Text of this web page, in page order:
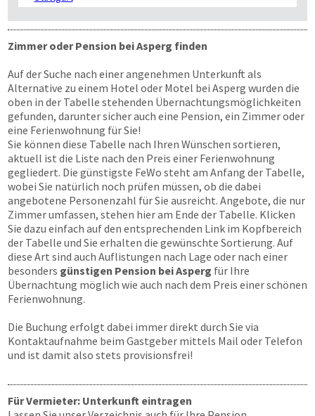
Zimmer oder Pension bei Asperg finden
Auf der Suche nach einer angenehmen Unterkunft als
Alternative zu einem Hotel oder Motel bei Asperg wurden die
oben in der Tabelle stehenden Übernachtungs­möglichkeiten
gefunden, darunter sicher auch eine Pension, ein Zimmer oder
eine Ferienwohnung für Sie!
Sie können diese Tabelle nach Ihren Wünschen sortieren,
aktuell ist die Liste nach den Preis einer Ferienwohnung
gegliedert. Die günstigste FeWo steht am Anfang der Tabelle,
wobei Sie natürlich noch prüfen müssen, ob die dabei
angebotene Personenzahl für Sie ausreicht. Angebote, die nur
Zimmer umfassen, stehen hier am Ende der Tabelle. Klicken
Sie dazu einfach auf den entsprechenden Link im Kopfbereich
der Tabelle und Sie erhalten die gewünschte Sortierung. Auf
diese Art sind auch Auflistungen nach Lage oder nach einer
besonders günstigen Pension bei Asperg für Ihre
Übernachtung möglich wie auch nach dem Preis einer schönen
Ferienwohnung.
Die Buchung erfolgt dabei immer direkt durch Sie via
Kontaktaufnahme beim Gastgeber mittels Mail oder Telefon
und ist damit also stets provisionsfrei!
Für Vermieter: Unterkunft eintragen